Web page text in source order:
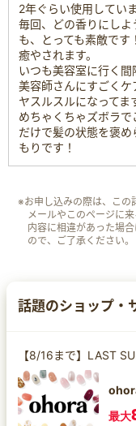
2年ぐらい使用していま
毎回、どの香りにしよ
も、とっても素敵です
癒やされます。
いつも美容室に行く間
美容師さんにすごくケ
ヤスルスルになってま
めちゃくちゃズボラ
だけで髪の状態を褒
もりです！
※お申し込みの際は、この
メールやこのページに
内容に相違があった場
ので、ご了承ください。
話題のショップ・
【8/16まで】LAST
最大